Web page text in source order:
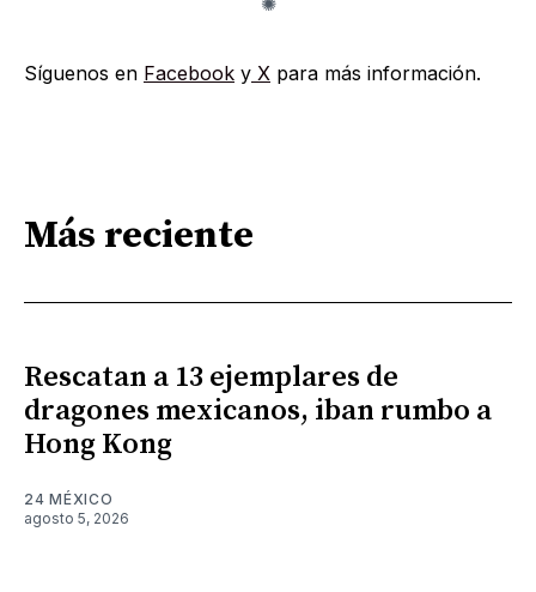
Síguenos en Facebook y X para más información.
Más reciente
Rescatan a 13 ejemplares de
dragones mexicanos, iban rumbo a
Hong Kong
24 MÉXICO
agosto 5, 2026